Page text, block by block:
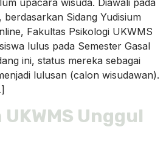
upacara wisuda. Diawali pada
Sidang Yudisium
Fakultas Psikologi UKWMS
lulus pada Semester Gasal
ini, status mereka sebagai
lulusan (calon wisudawan).
Unggul